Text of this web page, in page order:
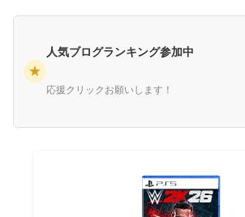
★
人気ブログランキング参加中
応援クリックお願いします！